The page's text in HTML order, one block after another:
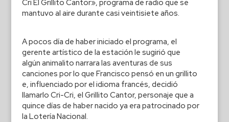
Cri El Grillito Cantor», programa de radio que se
mantuvo al aire durante casi veintisiete años.
A pocos día de haber iniciado el programa, el
gerente artístico de la estación le sugirió que
algún animalito narrara las aventuras de sus
canciones por lo que Francisco pensó en un grillito
e, influenciado por el idioma francés, decidió
llamarlo Cri-Cri, el Grillito Cantor, personaje que a
quince días de haber nacido ya era patrocinado por
la Lotería Nacional.